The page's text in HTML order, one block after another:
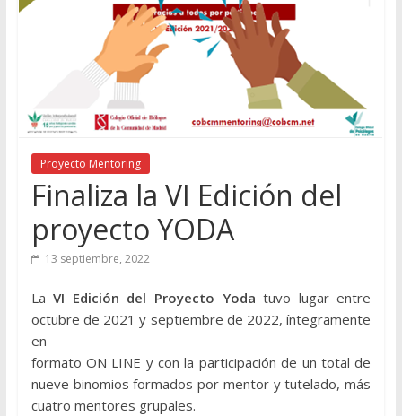
Proyecto Mentoring
Finaliza la VI Edición del
proyecto YODA
13 septiembre, 2022
LaVI Edición del Proyecto Yoda tuvo lugar entre
octubre de 2021 y septiembre de 2022, íntegramente
en
formato ON LINE y con la participación de un total de
nueve binomios formados por mentor y tutelado, más
cuatro mentores grupales.